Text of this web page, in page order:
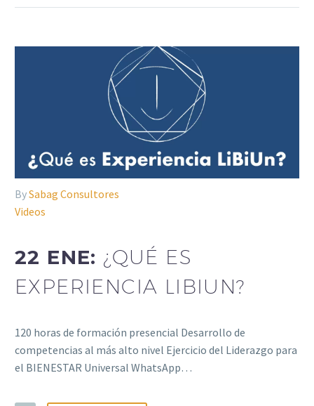
BySabag Consultores
Videos
22 ENE: ¿QUÉ ES
EXPERIENCIA LIBIUN?
120 horas de formación presencial Desarrollo de
competencias al más alto nivel Ejercicio del Liderazgo para
el BIENESTAR Universal WhatsApp…